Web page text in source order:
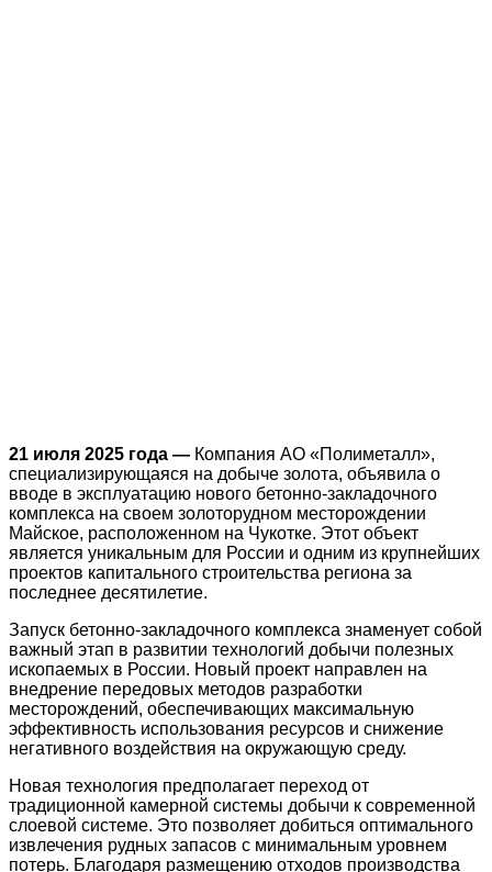
21 июля 2025 года — Компания АО «Полиметалл»,
специализирующаяся на добыче золота, объявила о
вводе в эксплуатацию нового бетонно-закладочного
комплекса на своем золоторудном месторождении
Майское, расположенном на Чукотке. Этот объект
является уникальным для России и одним из крупнейших
проектов капитального строительства региона за
последнее десятилетие.
Запуск бетонно-закладочного комплекса знаменует собой
важный этап в развитии технологий добычи полезных
ископаемых в России. Новый проект направлен на
внедрение передовых методов разработки
месторождений, обеспечивающих максимальную
эффективность использования ресурсов и снижение
негативного воздействия на окружающую среду.
Новая технология предполагает переход от
традиционной камерной системы добычи к современной
слоевой системе. Это позволяет добиться оптимального
извлечения рудных запасов с минимальным уровнем
потерь. Благодаря размещению отходов производства